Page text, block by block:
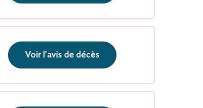
Voir l'avis de décès